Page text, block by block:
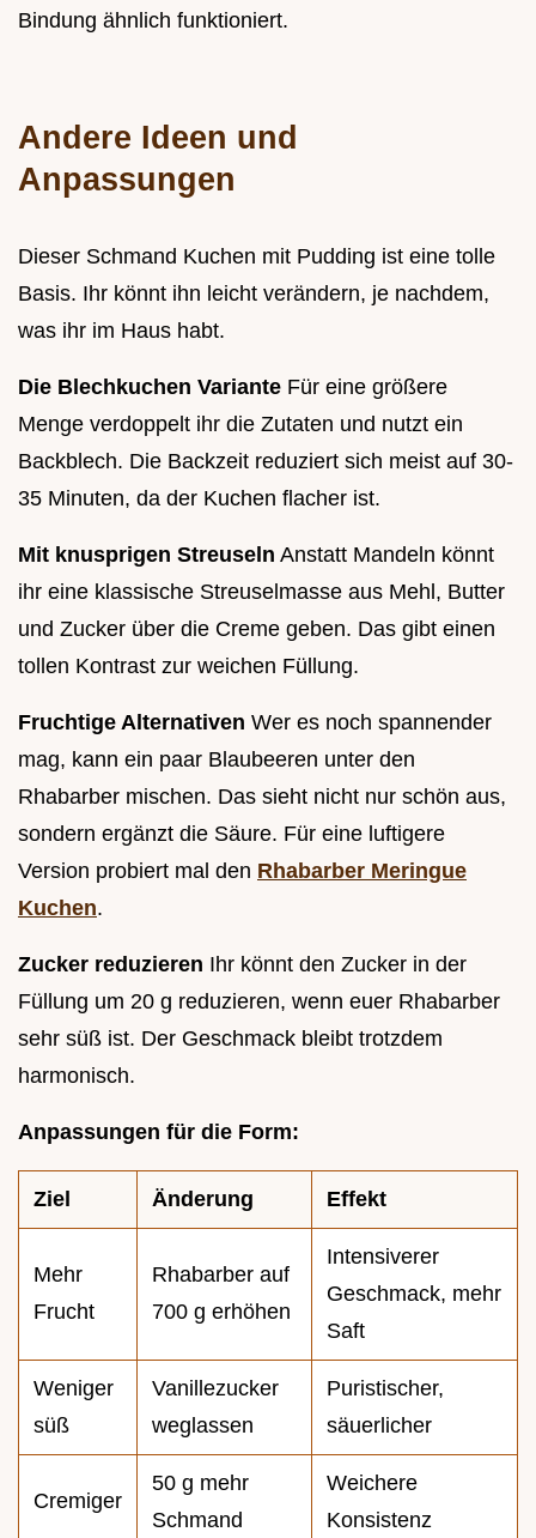
Bindung ähnlich funktioniert.
Andere Ideen und
Anpassungen
Dieser Schmand Kuchen mit Pudding ist eine tolle
Basis. Ihr könnt ihn leicht verändern, je nachdem,
was ihr im Haus habt.
Die Blechkuchen Variante Für eine größere
Menge verdoppelt ihr die Zutaten und nutzt ein
Backblech. Die Backzeit reduziert sich meist auf 30-
35 Minuten, da der Kuchen flacher ist.
Mit knusprigen Streuseln Anstatt Mandeln könnt
ihr eine klassische Streuselmasse aus Mehl, Butter
und Zucker über die Creme geben. Das gibt einen
tollen Kontrast zur weichen Füllung.
Fruchtige Alternativen Wer es noch spannender
mag, kann ein paar Blaubeeren unter den
Rhabarber mischen. Das sieht nicht nur schön aus,
sondern ergänzt die Säure. Für eine luftigere
Version probiert mal den Rhabarber Meringue
Kuchen.
Zucker reduzieren Ihr könnt den Zucker in der
Füllung um 20 g reduzieren, wenn euer Rhabarber
sehr süß ist. Der Geschmack bleibt trotzdem
harmonisch.
Anpassungen für die Form:
Ziel Änderung Effekt
Mehr
Frucht
Rhabarber auf
700 g erhöhen
Intensiverer
Geschmack, mehr
Saft
Weniger
süß
Vanillezucker
weglassen
Puristischer,
säuerlicher
Cremiger
50 g mehr
Schmand
Weichere
Konsistenz